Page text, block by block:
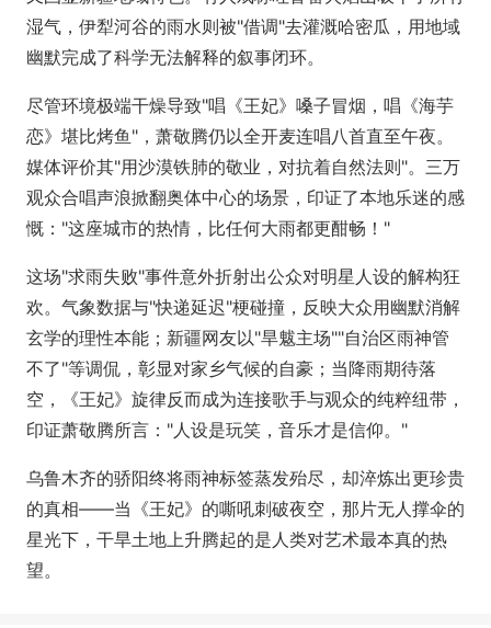
湿气，伊犁河谷的雨水则被"借调"去灌溉哈密瓜，用地域
幽默完成了科学无法解释的叙事闭环。
尽管环境极端干燥导致"唱《王妃》嗓子冒烟，唱《海芋
恋》堪比烤鱼"，萧敬腾仍以全开麦连唱八首直至午夜。
媒体评价其"用沙漠铁肺的敬业，对抗着自然法则"。三万
观众合唱声浪掀翻奥体中心的场景，印证了本地乐迷的感
慨："这座城市的热情，比任何大雨都更酣畅！"
这场"求雨失败"事件意外折射出公众对明星人设的解构狂
欢。气象数据与"快递延迟"梗碰撞，反映大众用幽默消解
玄学的理性本能；新疆网友以"旱魃主场""自治区雨神管
不了"等调侃，彰显对家乡气候的自豪；当降雨期待落
空，《王妃》旋律反而成为连接歌手与观众的纯粹纽带，
印证萧敬腾所言："人设是玩笑，音乐才是信仰。"
乌鲁木齐的骄阳终将雨神标签蒸发殆尽，却淬炼出更珍贵
的真相——当《王妃》的嘶吼刺破夜空，那片无人撑伞的
星光下，干旱土地上升腾起的是人类对艺术最本真的热
望。